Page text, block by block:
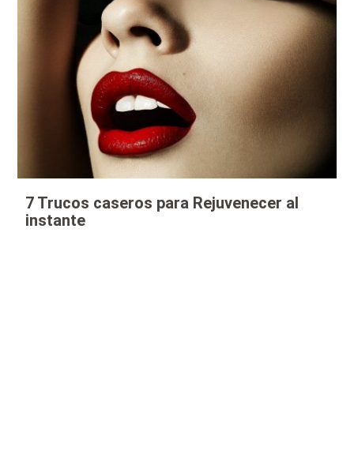
7 Trucos caseros para Rejuvenecer al
instante